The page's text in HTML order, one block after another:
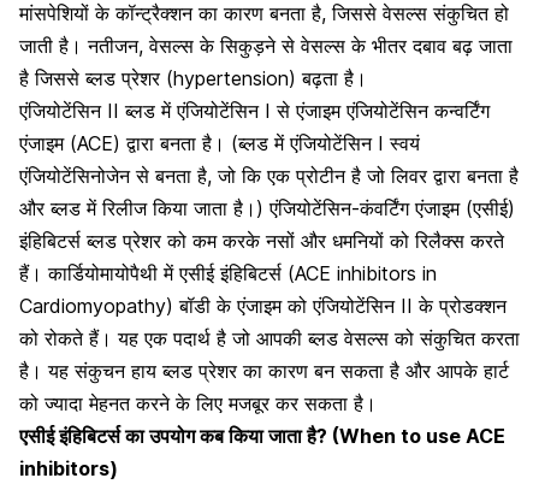
मांसपेशियों के कॉन्ट्रैक्शन का कारण बनता है, जिससे वेसल्स संकुचित हो
जाती है। नतीजन, वेसल्स के सिकुड़ने से वेसल्स के भीतर दबाव बढ़ जाता
है जिससे ब्लड प्रेशर (hypertension) बढ़ता है।
एंजियोटेंसिन II ब्लड में एंजियोटेंसिन I से एंजाइम एंजियोटेंसिन कन्वर्टिंग
एंजाइम (ACE) द्वारा बनता है। (ब्लड में एंजियोटेंसिन I स्वयं
एंजियोटेंसिनोजेन से बनता है, जो कि एक प्रोटीन है जो लिवर द्वारा बनता है
और ब्लड में रिलीज किया जाता है।) एंजियोटेंसिन-कंवर्टिंग एंजाइम (एसीई)
इंहिबिटर्स ब्लड प्रेशर को कम करके नसों और धमनियों को रिलैक्स करते
हैं। कार्डियोमायोपैथी में एसीई इंहिबिटर्स (ACE inhibitors in
Cardiomyopathy) बॉडी के एंजाइम को एंजियोटेंसिन II के प्रोडक्शन
को रोकते हैं। यह एक पदार्थ है जो आपकी ब्लड वेसल्स को संकुचित करता
है। यह संकुचन हाय ब्लड प्रेशर का कारण बन सकता है और आपके हार्ट
को ज्यादा मेहनत करने के लिए मजबूर कर सकता है।
एसीई इंहिबिटर्स का उपयोग कब किया जाता है? (When to use ACE
inhibitors)